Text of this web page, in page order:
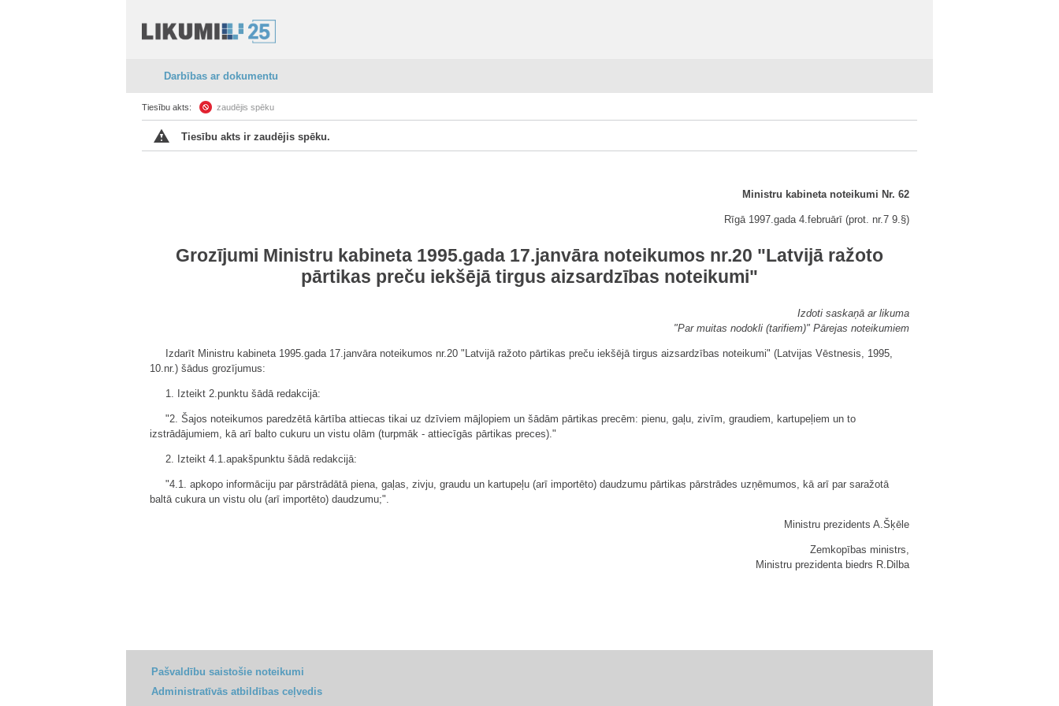
Darbības ar dokumentu
Tiesību akts: zaudējis spēku
Tiesību akts ir zaudējis spēku.
Ministru kabineta noteikumi Nr. 62
Rīgā 1997.gada 4.februārī (prot. nr.7 9.§)
Grozījumi Ministru kabineta 1995.gada 17.janvāra noteikumos nr.20 "Latvijā ražoto
pārtikas preču iekšējā tirgus aizsardzības noteikumi"
Izdoti saskaņā ar likuma
"Par muitas nodokli (tarifiem)" Pārejas noteikumiem
Izdarīt Ministru kabineta 1995.gada 17.janvāra noteikumos nr.20 "Latvijā ražoto pārtikas preču iekšējā tirgus aizsardzības noteikumi" (Latvijas Vēstnesis, 1995,
10.nr.) šādus grozījumus:
1. Izteikt 2.punktu šādā redakcijā:
"2. Šajos noteikumos paredzētā kārtība attiecas tikai uz dzīviem mājlopiem un šādām pārtikas precēm: pienu, gaļu, zivīm, graudiem, kartupeļiem un to
izstrādājumiem, kā arī balto cukuru un vistu olām (turpmāk - attiecīgās pārtikas preces)."
2. Izteikt 4.1.apakšpunktu šādā redakcijā:
"4.1. apkopo informāciju par pārstrādātā piena, gaļas, zivju, graudu un kartupeļu (arī importēto) daudzumu pārtikas pārstrādes uzņēmumos, kā arī par saražotā
baltā cukura un vistu olu (arī importēto) daudzumu;".
Ministru prezidents A.Šķēle
Zemkopības ministrs,
Ministru prezidenta biedrs R.Dilba
Pašvaldību saistošie noteikumi
Administratīvās atbildības ceļvedis